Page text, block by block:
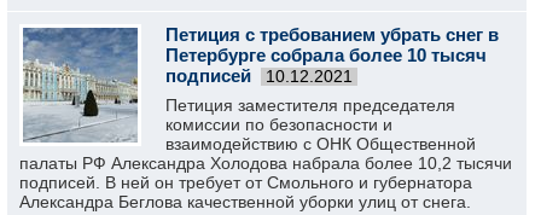
Петиция с требованием убрать снег в
Петербурге собрала более 10 тысяч
подписей
10.12.2021
Петиция заместителя председателя
комиссии по безопасности и
взаимодействию с ОНК Общественной
палаты РФ Александра Холодова набрала более 10,2 тысячи
подписей. В ней он требует от Смольного и губернатора
Александра Беглова качественной уборки улиц от снега.